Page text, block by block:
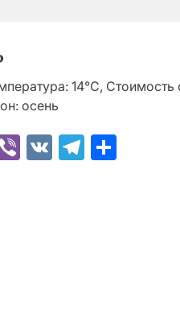
14°C,
осень
Viber
VK Telegram